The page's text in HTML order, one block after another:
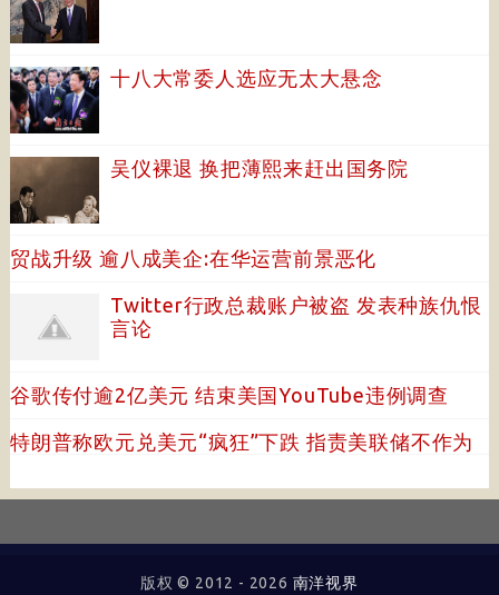
十八大常委人选应无太大悬念
吴仪裸退 换把薄熙来赶出国务院
贸战升级 逾八成美企:在华运营前景恶化
Twitter行政总裁账户被盗 发表种族仇恨
言论
谷歌传付逾2亿美元 结束美国YouTube违例调查
特朗普称欧元兑美元“疯狂”下跌 指责美联储不作为
版权 © 2012 - 2026 南洋视界